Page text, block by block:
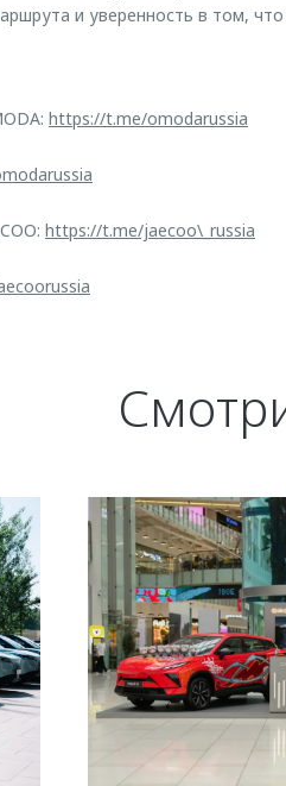
и уверенность в том,
https://t.me/omodarussia
https://t.me/jaecoo\_russia